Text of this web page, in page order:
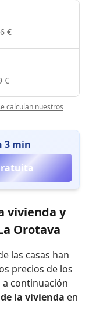
€
€
calculan nuestros
3 min
vivienda y
Orotava
las casas han
precios de los
a continuación
la vivienda en